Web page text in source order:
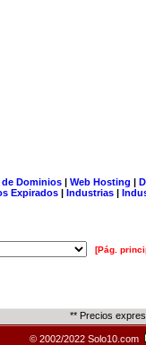
Dominios| Web Hosting |
Expirados | Industrias |
[Pág.
** Precios
© 2002/2022 Solo10.com